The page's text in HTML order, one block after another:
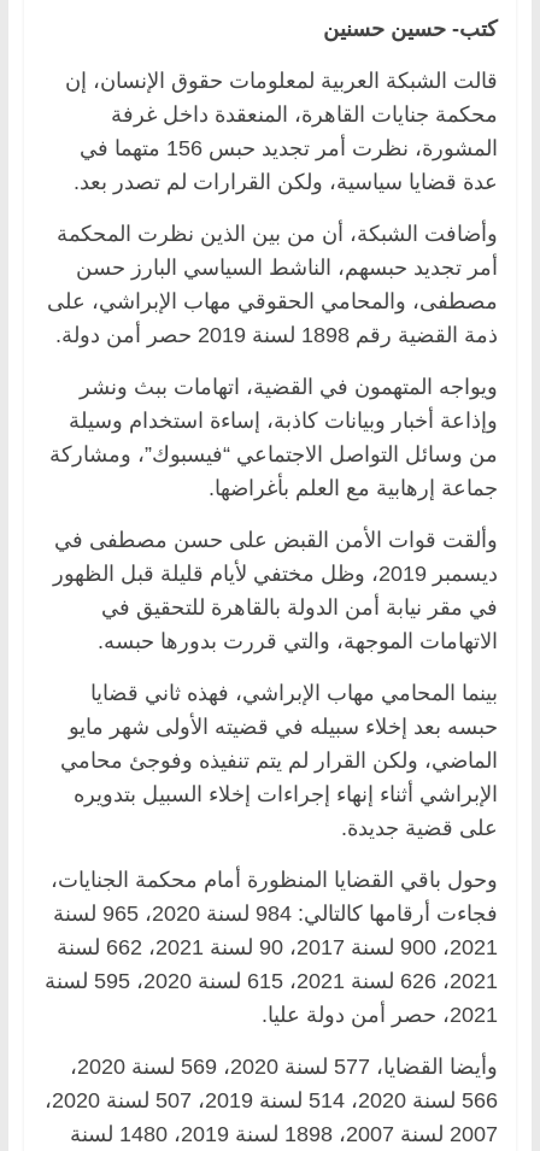
كتب- حسين حسنين
قالت الشبكة العربية لمعلومات حقوق الإنسان، إن
محكمة جنايات القاهرة، المنعقدة داخل غرفة
المشورة، نظرت أمر تجديد حبس 156 متهما في
عدة قضايا سياسية، ولكن القرارات لم تصدر بعد.
وأضافت الشبكة، أن من بين الذين نظرت المحكمة
أمر تجديد حبسهم، الناشط السياسي البارز حسن
مصطفى، والمحامي الحقوقي مهاب الإبراشي، على
ذمة القضية رقم 1898 لسنة 2019 حصر أمن دولة.
ويواجه المتهمون في القضية، اتهامات ببث ونشر
وإذاعة أخبار وبيانات كاذبة، إساءة استخدام وسيلة
من وسائل التواصل الاجتماعي “فيسبوك”، ومشاركة
جماعة إرهابية مع العلم بأغراضها.
وألقت قوات الأمن القبض على حسن مصطفى في
ديسمبر 2019، وظل مختفي لأيام قليلة قبل الظهور
في مقر نيابة أمن الدولة بالقاهرة للتحقيق في
الاتهامات الموجهة، والتي قررت بدورها حبسه.
بينما المحامي مهاب الإبراشي، فهذه ثاني قضايا
حبسه بعد إخلاء سبيله في قضيته الأولى شهر مايو
الماضي، ولكن القرار لم يتم تنفيذه وفوجئ محامي
الإبراشي أثناء إنهاء إجراءات إخلاء السبيل بتدويره
على قضية جديدة.
وحول باقي القضايا المنظورة أمام محكمة الجنايات،
فجاءت أرقامها كالتالي: 984 لسنة 2020، 965 لسنة
2021، 900 لسنة 2017، 90 لسنة 2021، 662 لسنة
2021، 626 لسنة 2021، 615 لسنة 2020، 595 لسنة
2021، حصر أمن دولة عليا.
وأيضا القضايا، 577 لسنة 2020، 569 لسنة 2020،
566 لسنة 2020، 514 لسنة 2019، 507 لسنة 2020،
2007 لسنة 2007، 1898 لسنة 2019، 1480 لسنة